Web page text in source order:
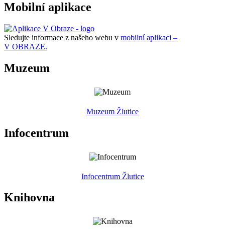
Mobilní aplikace
Sledujte informace z našeho webu v mobilní aplikaci –
V OBRAZE.
Muzeum
Muzeum Žlutice
Infocentrum
Infocentrum Žlutice
Knihovna